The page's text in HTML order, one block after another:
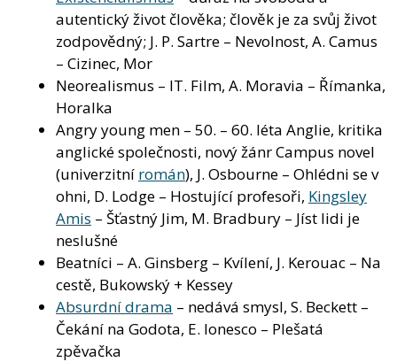
autentický život člověka; člověk je za svůj život
zodpovědný; J. P. Sartre – Nevolnost, A. Camus
– Cizinec, Mor
Neorealismus – IT. Film, A. Moravia – Římanka,
Horalka
Angry young men – 50. – 60. léta Anglie, kritika
anglické společnosti, nový žánr Campus novel
(univerzitní román), J. Osbourne – Ohlédni se v
ohni, D. Lodge – Hostující profesoři, Kingsley
Amis – Šťastný Jim, M. Bradbury – Jíst lidi je
neslušné
Beatníci – A. Ginsberg – Kvílení, J. Kerouac – Na
cestě, Bukowský + Kessey
Absurdní drama – nedává smysl, S. Beckett –
Čekání na Godota, E. Ionesco – Plešatá
zpěvačka